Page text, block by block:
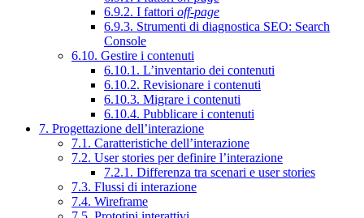
6.9.2. I fattori off-page
6.9.3. Strumenti di diagnostica SEO: Search
Console
6.10. Gestire i contenuti
6.10.1. L’inventario dei contenuti
6.10.2. Revisionare i contenuti
6.10.3. Migrare i contenuti
6.10.4. Pubblicare i contenuti
7. Progettazione dell’interazione
7.1. Caratteristiche dell’interazione
7.2. User stories per definire l’interazione
7.2.1. Differenza tra scenari e user stories
7.3. Flussi di interazione
7.4. Wireframe